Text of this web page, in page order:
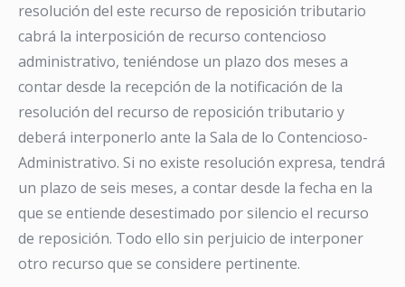
resolución del este recurso de reposición tributario
cabrá la interposición de recurso contencioso
administrativo, teniéndose un plazo dos meses a
contar desde la recepción de la notificación de la
resolución del recurso de reposición tributario y
deberá interponerlo ante la Sala de lo Contencioso-
Administrativo. Si no existe resolución expresa, tendrá
un plazo de seis meses, a contar desde la fecha en la
que se entiende desestimado por silencio el recurso
de reposición. Todo ello sin perjuicio de interponer
otro recurso que se considere pertinente.